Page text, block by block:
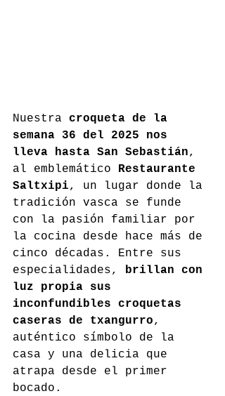
Nuestra croqueta de la
semana 36 del 2025 nos
lleva hasta San Sebastián,
al emblemático Restaurante
Saltxipi, un lugar donde la
tradición vasca se funde
con la pasión familiar por
la cocina desde hace más de
cinco décadas. Entre sus
especialidades, brillan con
luz propia sus
inconfundibles croquetas
caseras de txangurro,
auténtico símbolo de la
casa y una delicia que
atrapa desde el primer
bocado.